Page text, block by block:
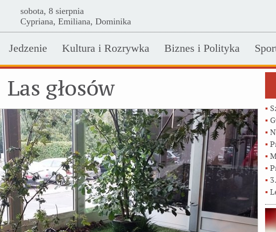
sobota, 8 sierpnia
Cypriana, Emiliana, Dominika
Jedzenie Kultura i Rozrywka Biznes i Polityka
Las głosów